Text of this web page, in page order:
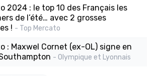
2024 : le top 10 des Français les
de l’été… avec 2 grosses
! - Top Mercato
: Maxwel Cornet (ex-OL) signe en
- Olympique et Lyonnais